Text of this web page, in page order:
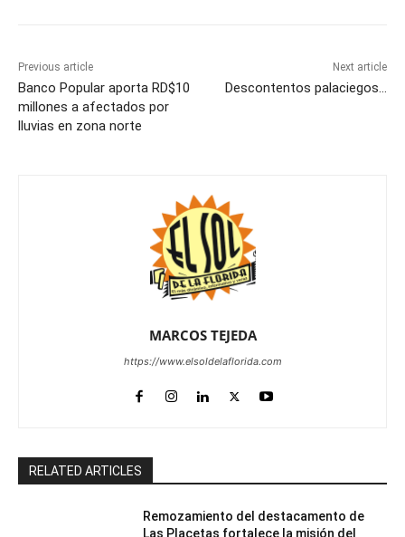
Previous article
Banco Popular aporta RD$10
millones a afectados por
lluvias en zona norte
Next article
Descontentos palaciegos…
MARCOS TEJEDA
https://www.elsoldelaflorida.com
RELATED ARTICLES
Remozamiento del destacamento de
Las Placetas fortalece la misión del